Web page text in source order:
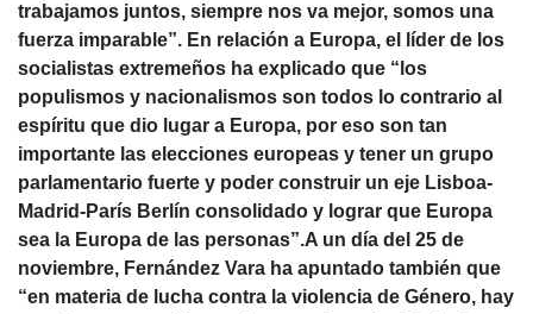
trabajamos juntos, siempre nos va mejor, somos una
fuerza imparable”. En relación a Europa, el líder de los
socialistas extremeños ha explicado que “los
populismos y nacionalismos son todos lo contrario al
espíritu que dio lugar a Europa, por eso son tan
importante las elecciones europeas y tener un grupo
parlamentario fuerte y poder construir un eje Lisboa-
Madrid-París Berlín consolidado y lograr que Europa
sea la Europa de las personas”.A un día del 25 de
noviembre, Fernández Vara ha apuntado también que
“en materia de lucha contra la violencia de Género, hay